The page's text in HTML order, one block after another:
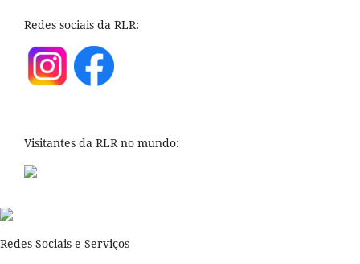
Redes sociais da RLR:
Visitantes da RLR no mundo:
Redes Sociais e Serviços